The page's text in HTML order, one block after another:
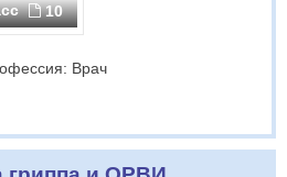
10
Врач